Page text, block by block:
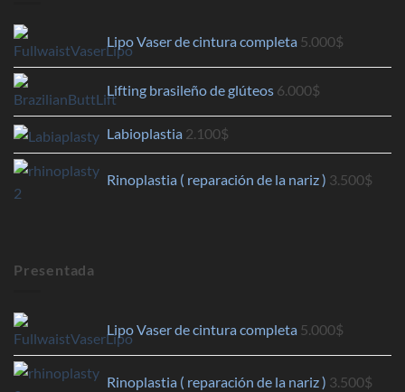
Lipo Vaser de cintura completa 5.000$
Lifting brasileño de glúteos 6.000$
Labioplastia 2.100$
Rinoplastia ( reparación de la nariz ) 3.500$
Presentada
Lipo Vaser de cintura completa 5.000$
Rinoplastia ( reparación de la nariz ) 3.500$